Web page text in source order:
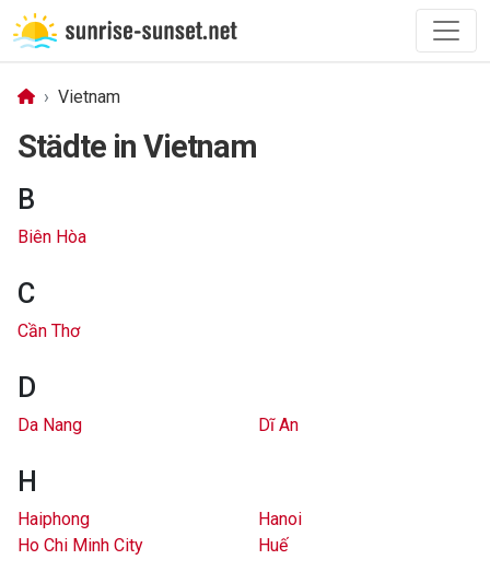
Vietnam
Städte in Vietnam
B
Biên Hòa
C
Cần Thơ
D
Da Nang Dĩ An
H
Haiphong
Hanoi
Ho Chi Minh City
Huế